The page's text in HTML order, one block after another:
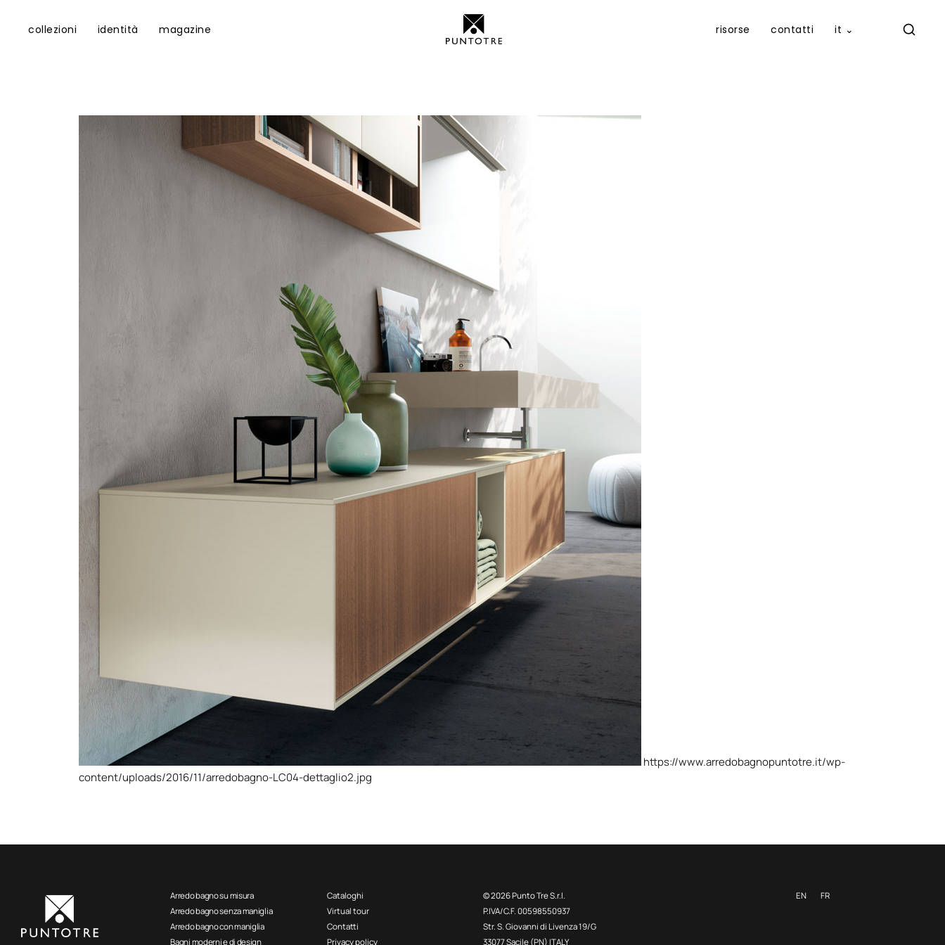
collezioni identità magazine risorse contatti it ⌄
https://www.arredobagnopuntotre.it/wp-
content/uploads/2016/11/arredobagno-LC04-dettaglio2.jpg
Arredo bagno su misura
Arredo bagno senza maniglia
Arredo bagno con maniglia
Bagni moderni e di design
Cataloghi
Virtual tour
Contatti
Privacy policy
© 2026 Punto Tre S.r.l.
P.IVA/C.F. 00598550937
Str. S. Giovanni di Livenza 19/G
33077 Sacile (PN) ITALY
EN FR